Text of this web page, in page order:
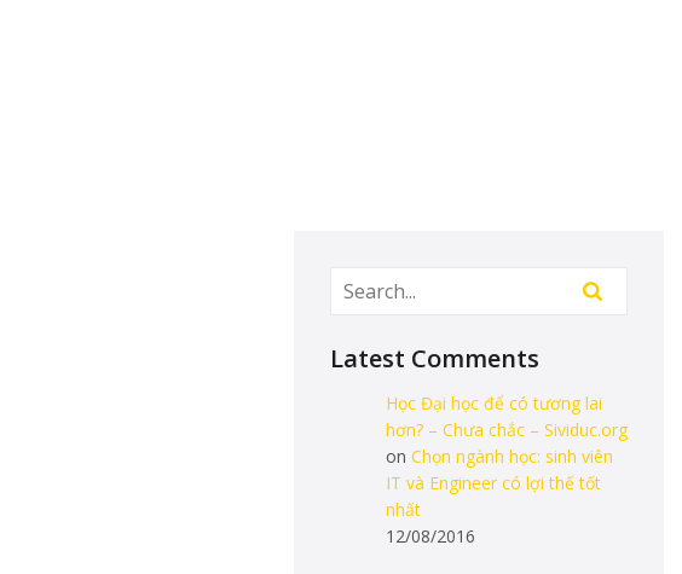
Latest Comments
Học Đại học để có tương lai
hơn? – Chưa chắc – Sividuc.org
on Chọn ngành học: sinh viên
IT và Engineer có lợi thế tốt
nhất
12/08/2016